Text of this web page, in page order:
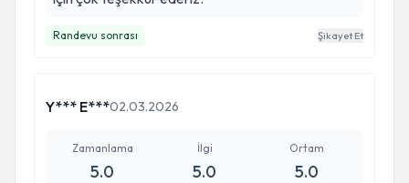
Randevu sonrası Şikayet Et
Y*** E***02.03.2026
Zamanlama
5.0
İlgi
5.0
Ortam
5.0